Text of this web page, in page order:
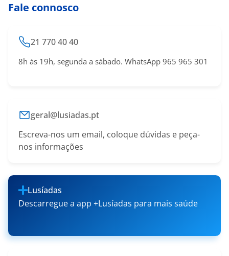
Fale connosco
21 770 40 40
8h às 19h, segunda a sábado. WhatsApp 965 965 301
geral@lusiadas.pt
Escreva-nos um email, coloque dúvidas e peça-
nos informações
Lusíadas
Descarregue a app +Lusíadas para mais saúde